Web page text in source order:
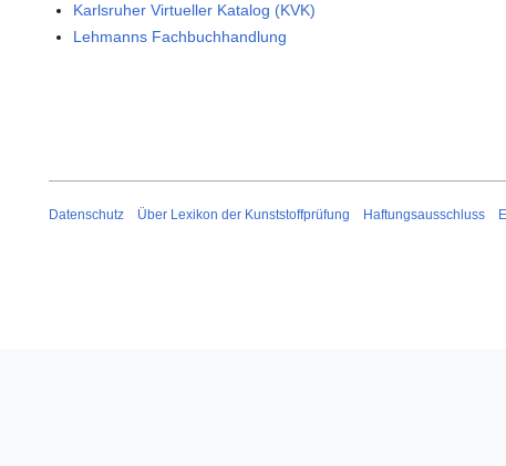
Karlsruher Virtueller Katalog (KVK)
Lehmanns Fachbuchhandlung
Datenschutz Über Lexikon der Kunststoffprüfung Haftungsausschluss